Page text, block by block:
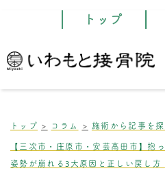
トップ
トップ コラム 施術から記事を
【三次市・庄原市・安芸高田市】抱
姿勢が崩れる3大原因と正しい戻し方